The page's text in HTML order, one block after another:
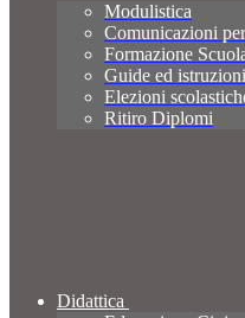
Modulistica
Comunicazioni
Formazione
Guide ed istruzioni
Elezioni
Ritiro Diplomi
Didattica